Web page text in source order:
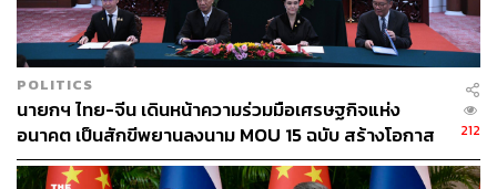
485
POLITICS
นายกฯ ไทย-จีน เดินหน้าความร่วมมือเศรษฐกิจแห่ง
อนาคต เป็นสักขีพยานลงนาม MOU 15 ฉบับ สร้างโอกาส
ใหม่ให้ประชาชนทั้งสองประเทศ
212